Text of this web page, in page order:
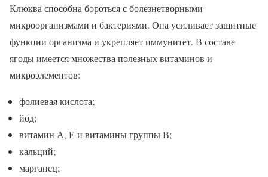
Клюква способна бороться с болезнетворными
микроорганизмами и бактериями. Она усиливает защитные
функции организма и укрепляет иммунитет. В составе
ягоды имеется множества полезных витаминов и
микроэлементов:
фолиевая кислота;
йод;
витамин А, Е и витамины группы В;
кальций;
марганец;